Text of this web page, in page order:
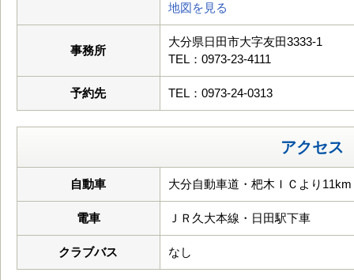
地図を見る
事務所
大分県日田市大字友田3333-1
TEL：0973-23-4111
予約先 TEL：0973-24-0313
アクセス
自動車 大分自動車道・杷木ＩＣより11km
電車 ＪＲ久大本線・日田駅下車
クラブバス なし